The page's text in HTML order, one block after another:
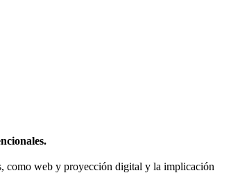
como web y proyección digital y la implicación